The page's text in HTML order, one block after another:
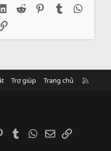
LinkedIn
Reddit PinterestTumblr
Link
Trợ giúp Trang chủ
PinterestTumblrWhatsApp
EmailLink